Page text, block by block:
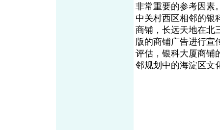
非常重要的参考因素
中关村西区相邻的银
商铺，长远天地在北
版的商铺广告进行宣
评估，银科大厦商铺
邻规划中的海淀区文